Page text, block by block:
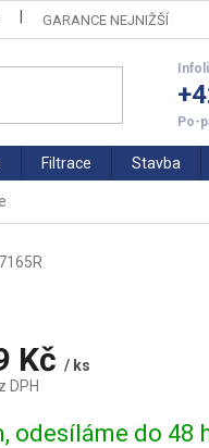
GARANCE NEJNIŽŠÍ CENY
Filtrace Stavba
Kč / ks
DPH
odesíláme do 48